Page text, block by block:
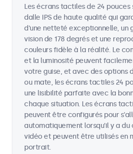
Les écrans tactiles de 24 pouces
dalle IPS de haute qualité qui
d'une netteté exceptionnelle, un
vision de 178 degrés et une
couleurs fidèle à la réalité. Le
et la luminosité peuvent
votre guise, et avec des options
ou mate, les écrans tactiles 24
une lisibilité parfaite avec la
chaque situation. Les écrans
peuvent être configurés pour
automatiquement lorsqu'il y a du
vidéo et peuvent être utilisés en
portrait.